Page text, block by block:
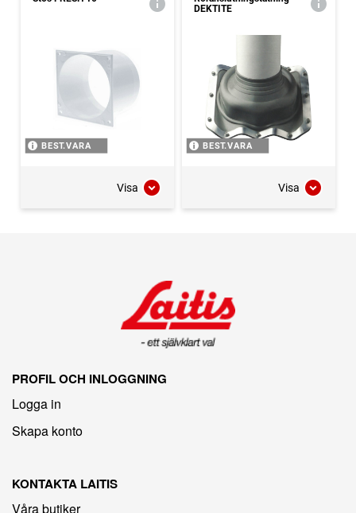
BEST.VARA
Visa
DEKTITE
BEST.VARA
Visa
PROFIL OCH INLOGGNING
Logga in
Skapa konto
KONTAKTA LAITIS
Våra butiker